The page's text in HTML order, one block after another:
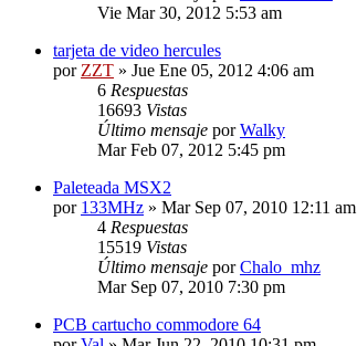
Vie Mar 30, 2012 5:53 am
tarjeta de video hercules
por ZZT » Jue Ene 05, 2012 4:06 am
6 Respuestas
16693 Vistas
Último mensaje porWalky
Mar Feb 07, 2012 5:45 pm
Paleteada MSX2
por 133MHz » Mar Sep 07, 2010 12:11 am
4 Respuestas
15519 Vistas
Último mensaje porChalo_mhz
Mar Sep 07, 2010 7:30 pm
PCB cartucho commodore 64